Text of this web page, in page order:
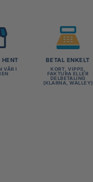
VÅR I
BETAL ENKELT
KORT, VIPPS,
FAKTURA ELLER
DELBETALING
(KLARNA, WALLEY)